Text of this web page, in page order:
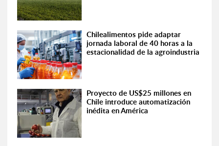
Chilealimentos pide adaptar
jornada laboral de 40 horas a la
estacionalidad de la agroindustria
Proyecto de US$25 millones en
Chile introduce automatización
inédita en América